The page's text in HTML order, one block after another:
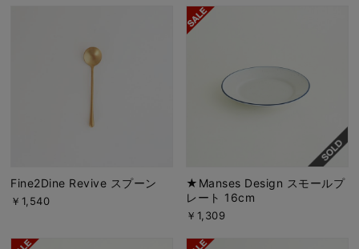
Fine2Dine Revive スプーン
￥1,540
★Manses Design スモールプ
レート 16cm
￥1,309